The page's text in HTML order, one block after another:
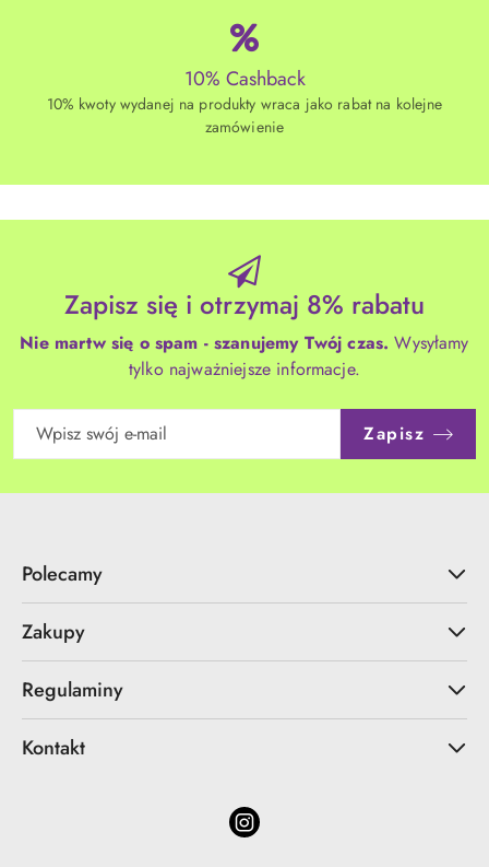
10% Cashback
10% kwoty wydanej na produkty wraca jako rabat na kolejne
zamówienie
Zapisz się i otrzymaj 8% rabatu
Nie martw się o spam - szanujemy Twój czas. Wysyłamy
tylko najważniejsze informacje.
Zapisz
Polecamy
Zakupy
Regulaminy
Kontakt